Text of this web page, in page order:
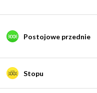
Postojowe przednie
Stopu